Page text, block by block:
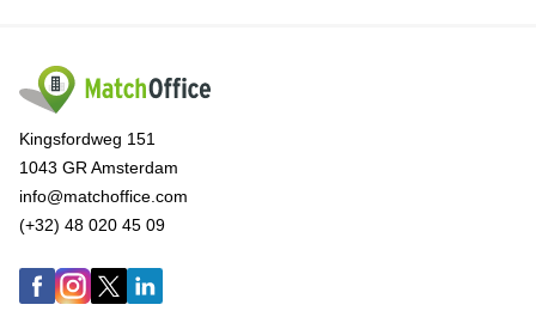
Kingsfordweg 151
1043 GR Amsterdam
info@matchoffice.com
(+32) 48 020 45 09